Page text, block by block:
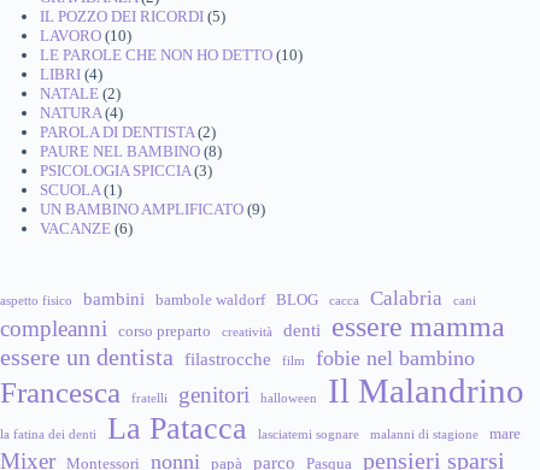
IL POZZO DEI RICORDI(5)
LAVORO(10)
LE PAROLE CHE NON HO DETTO(10)
LIBRI(4)
NATALE(2)
NATURA(4)
PAROLA DI DENTISTA(2)
PAURE NEL BAMBINO(8)
PSICOLOGIA SPICCIA(3)
SCUOLA(1)
UN BAMBINO AMPLIFICATO(9)
VACANZE(6)
aspetto fisico bambini bambole waldorf BLOG cacca Calabria cani
compleanni corso preparto creatività denti essere mamma
essere un dentista filastrocche film fobie nel bambino
Francesca fratelli genitori halloween Il Malandrino
la fatina dei denti La Patacca lasciatemi sognare malanni di stagione mare
Mixer Montessori nonni papà parco Pasqua pensieri sparsi